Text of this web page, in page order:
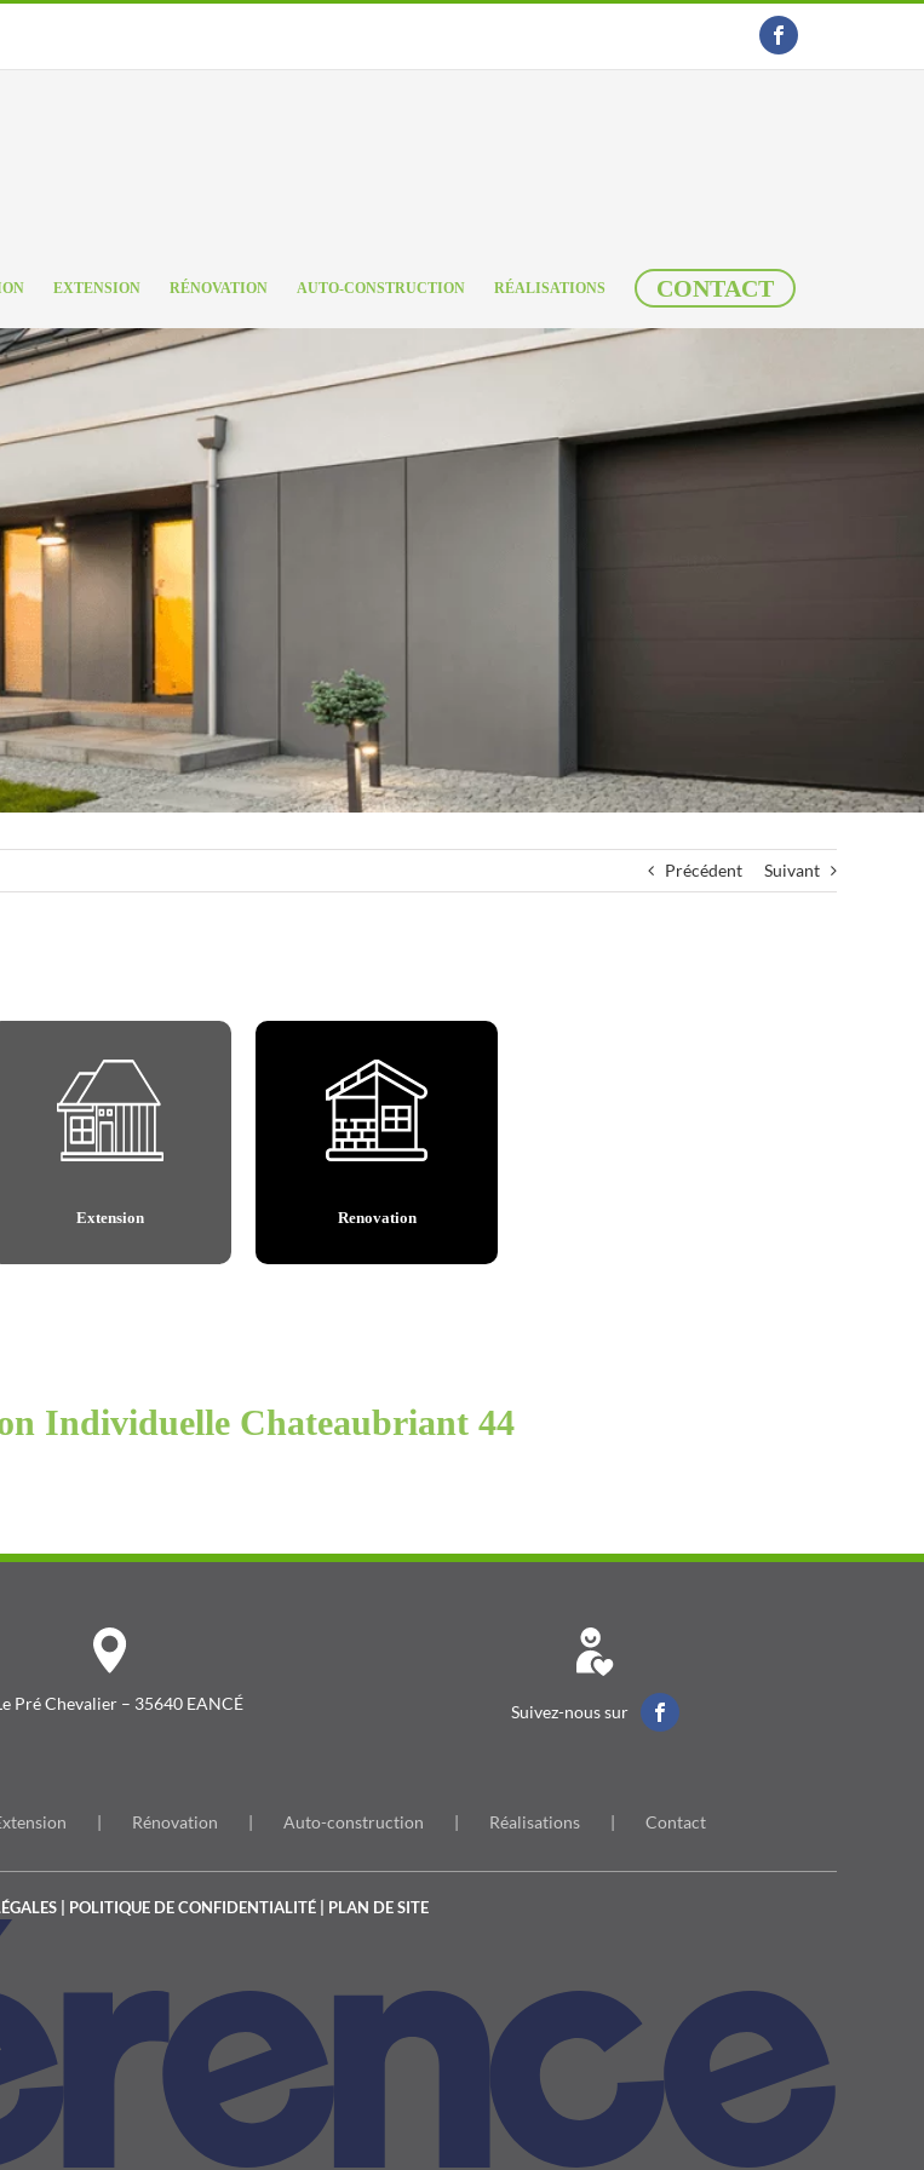
EXTENSION RÉNOVATION AUTO-CONSTRUCTION RÉALISATIONS CONTACT
Précédent Suivant
Extension Renovation
Individuelle Chateaubriant 44
Pré Chevalier – 35640 EANCÉ Suivez-nous sur
Rénovation Auto-construction Réalisations Contact
| POLITIQUE DE CONFIDENTIALITÉ| PLAN DE SITE